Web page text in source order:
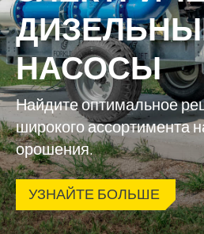
НАСОСЫ
Найдите оптимальное
широкого ассортимента
орошения.
УЗНАЙТЕ БОЛЬШЕ